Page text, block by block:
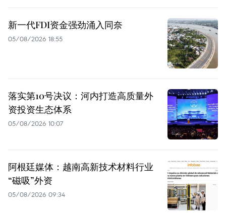
新一代FDI资金强劲涌入同奈
05/08/2026 18:55
落实第10号决议：河内打造高质量外
资投资生态体系
05/08/2026 10:07
阿根廷媒体：越南高新技术材料行业
“磁吸”外资
05/08/2026 09:34